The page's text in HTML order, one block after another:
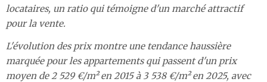
locataires, un ratio qui témoigne d'un marché attractif
pour la vente.
L'évolution des prix montre une tendance haussière
marquée pour les appartements qui passent d'un prix
moyen de 2 529 €/m² en 2015 à 3 538 €/m² en 2025, avec